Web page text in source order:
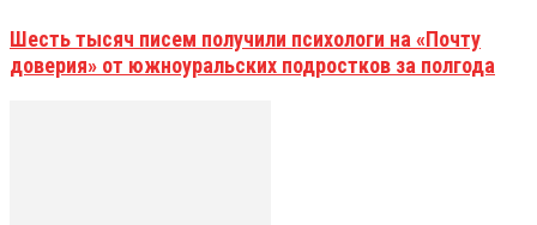
Шесть тысяч писем получили психологи на «Почту
доверия» от южноуральских подростков за полгода